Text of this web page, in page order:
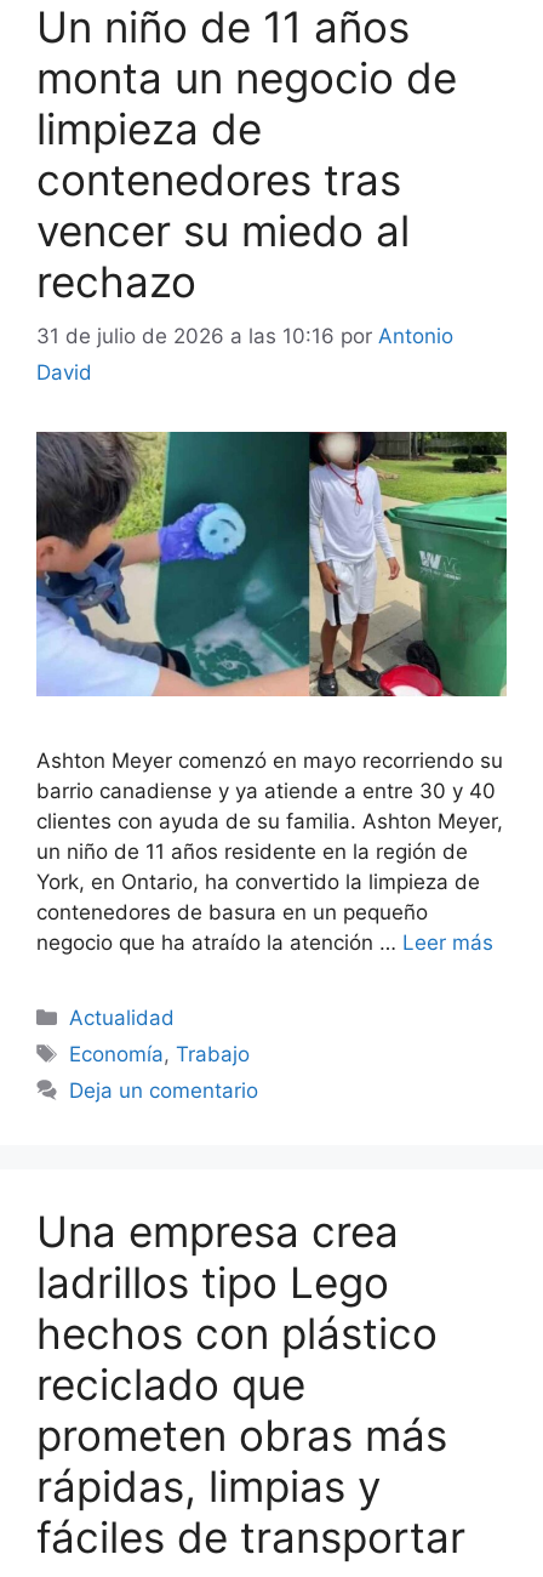
Un niño de 11 años
monta un negocio de
limpieza de
contenedores tras
vencer su miedo al
rechazo
31 de julio de 2026 a las 10:16 por Antonio
David
Ashton Meyer comenzó en mayo recorriendo su
barrio canadiense y ya atiende a entre 30 y 40
clientes con ayuda de su familia. Ashton Meyer,
un niño de 11 años residente en la región de
York, en Ontario, ha convertido la limpieza de
contenedores de basura en un pequeño
negocio que ha atraído la atención … Leer más
Categorías
Actualidad
Etiquetas
Economía,Trabajo
Deja un comentario
Una empresa crea
ladrillos tipo Lego
hechos con plástico
reciclado que
prometen obras más
rápidas, limpias y
fáciles de transportar